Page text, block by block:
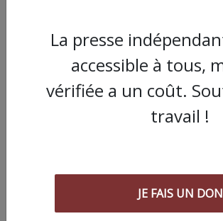
Droit à
La presse
accessible à tous,
vérifiée a un coût.
travail !
JE FAIS UN DON